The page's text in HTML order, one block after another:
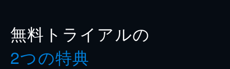
無料トライアルの
2つの特典